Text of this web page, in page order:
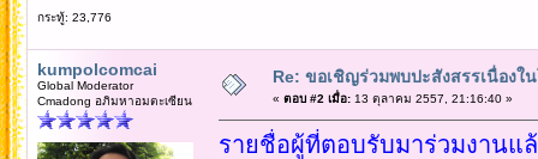
กระทู้: 23,776
kumpolcomcai
Global Moderator
Cmadong อภิมหาอมตะเซียน
Re: ขอเชิญร่วมพบปะสังสรรเนื่องใ
« ตอบ #2 เมื่อ:13 ตุลาคม 2557, 21:16:40 »
รายชื่อผู้ที่ตอบรับมาร่วมงานแ